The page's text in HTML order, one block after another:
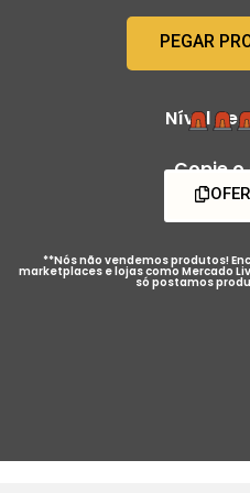
PEGAR
Nível de
Copie o
**Nós não vendemos produtos!
marketplaces e lojas como Mercado
só postamos